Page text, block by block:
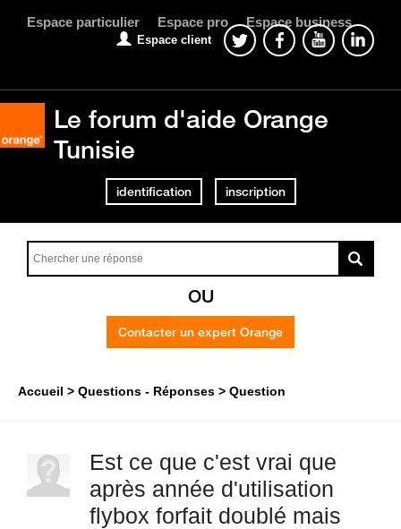
Espace particulier Espace pro Espace business
Espace client
Le forum d'aide Orange
Tunisie
identification inscription
OU
Contacter un expert Orange
Accueil Questions - Réponses Question
Est ce que c'est vrai que
après année d'utilisation
flybox forfait doublé mais